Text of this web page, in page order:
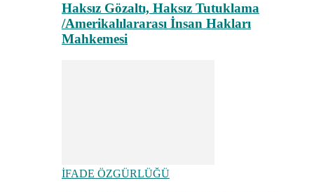
Haksız Gözaltı, Haksız Tutuklama
/Amerikalılararası İnsan Hakları
Mahkemesi
İFADE ÖZGÜRLÜĞÜ